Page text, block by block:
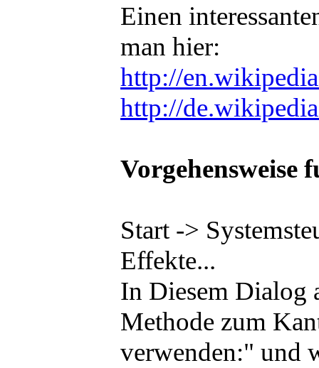
Einen
man hier:
http://
http://
Vorgehensweise
Start ->
Effekte...
In Diesem Dialog
Methode zum
verwenden:" und